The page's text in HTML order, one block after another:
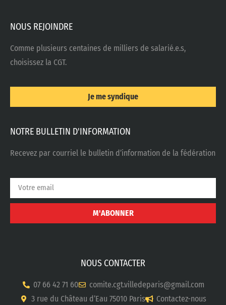
NOUS REJOINDRE
Comme plusieurs centaines de milliers de salarié.e.s,
choisissez la CGT.
Je me syndique
NOTRE BULLETIN D'INFORMATION
Recevez par courriel le bulletin d’information de la fédération
M'ABONNER
NOUS CONTACTER
07 66 42 71 60
comite.cgt.villedeparis@gmail.com
3 rue du Château d’Eau 75010 Paris
Contactez-nous